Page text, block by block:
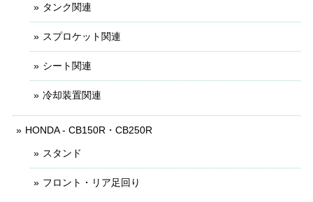
タンク関連
スプロケット関連
シート関連
冷却装置関連
HONDA - CB150R・CB250R
スタンド
フロント・リア足回り